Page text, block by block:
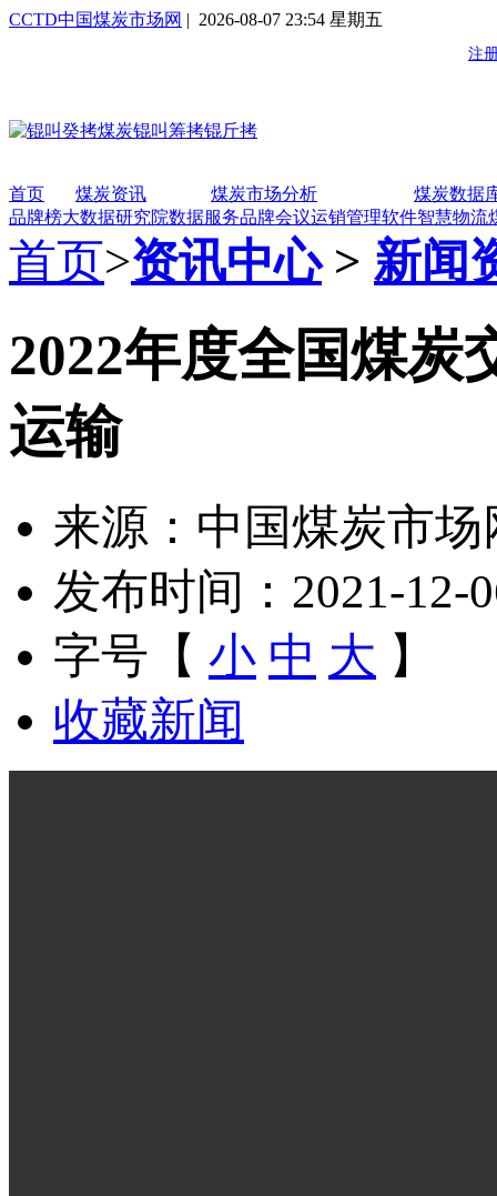
CCTD中国煤炭市场网 | 2026-08-07 23:54 星期五
首页 煤炭资讯 煤炭市场分析
煤炭数据
品牌榜大数据研究院数据服务品牌会议运销管理软件智慧物流
首页>资讯中心> 新闻
2022年度全国煤炭
运输
来源：中国煤炭市场
发布时间：2021-12-
字号【 小 中 大 】
收藏新闻